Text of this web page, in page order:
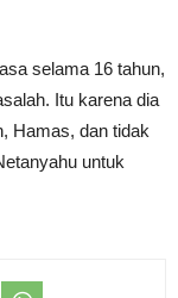
selama 16 tahun,
Itu karena dia
Hamas, dan tidak
untuk